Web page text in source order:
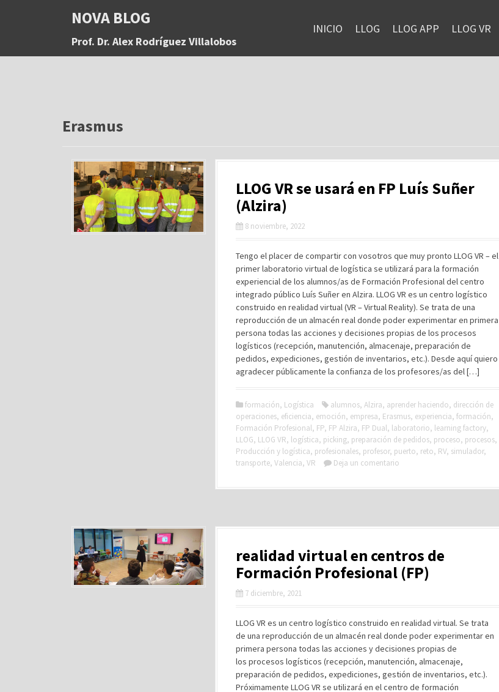
a
NOVA BLOG
Prof. Dr. Alex Rodríguez Villalobos
INICIO LLOG LLOG APP LLOG VR
Erasmus
LLOG VR se usará en FP Luís Suñer
(Alzira)
8 noviembre, 2022
Tengo el placer de compartir con vosotros que muy pronto LLOG VR – el
primer laboratorio virtual de logística se utilizará para la formación
experiencial de los alumnos/as de Formación Profesional del centro
integrado público Luís Suñer en Alzira. LLOG VR es un centro logístico
construido en realidad virtual (VR – Virtual Reality). Se trata de una
reproducción de un almacén real donde poder experimentar en primera
persona todas las acciones y decisiones propias de los procesos
logísticos (recepción, manutención, almacenaje, preparación de
pedidos, expediciones, gestión de inventarios, etc.). Desde aquí quiero
agradecer públicamente la confianza de los profesores/as del […]
formación, Logística alumnos, Alzira, aprender haciendo, dirección de
operaciones, eficiencia, emoción, empresa, Erasmus, experiencia, formación,
Formación Profesional, FP, FP Alzira, FP Dual, laboratorio, learning factory,
LLOG, LLOG VR, logística, picking, preparación de pedidos, proceso, procesos,
Producción y logística, profesionales, profesor, puerto, reto, RV, simulador,
transporte, Valencia, VR Deja un comentario
realidad virtual en centros de
Formación Profesional (FP)
7 diciembre, 2021
LLOG VR es un centro logístico construido en realidad virtual. Se trata
de una reproducción de un almacén real donde poder experimentar en
primera persona todas las acciones y decisiones propias de
los procesos logísticos (recepción, manutención, almacenaje,
preparación de pedidos, expediciones, gestión de inventarios, etc.).
Próximamente LLOG VR se utilizará en el centro de formación